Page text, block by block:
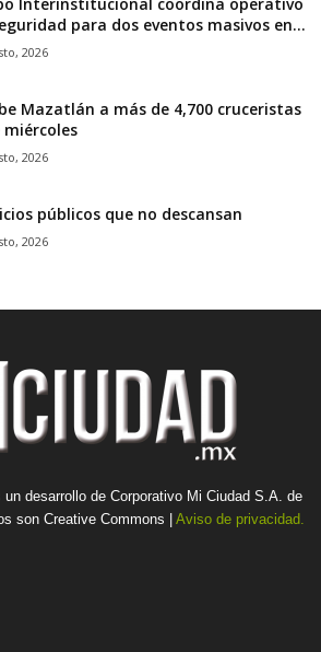
para dos eventos masivos en...
2026
Mazatlán a más de 4,700 cruceristas
miércoles
2026
públicos que no descansan
2026
desarrollo de Corporativo Mi Ciudad S.A. de
son Creative Commons | Aviso de privacidad.